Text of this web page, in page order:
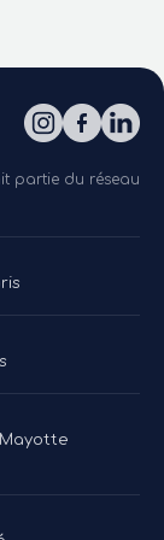
partie du réseau
Mayotte